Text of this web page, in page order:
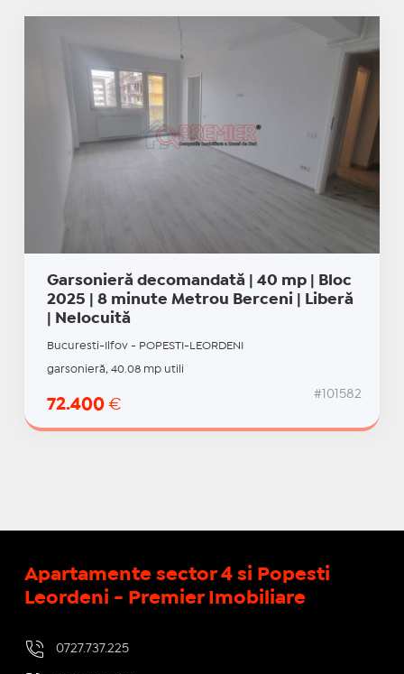
Garsonieră decomandată | 40 mp | Bloc
2025 | 8 minute Metrou Berceni | Liberă
| Nelocuită
Bucuresti-Ilfov - POPESTI-LEORDENI
garsonieră, 40.08 mp utili
72.400 €
#101582
Apartamente sector 4 si Popesti
Leordeni - Premier Imobiliare
0727.737.225